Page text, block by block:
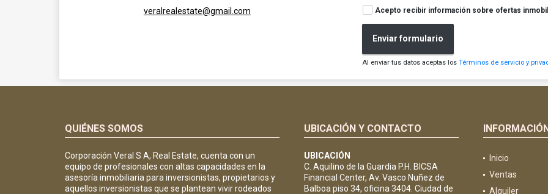
veralrealestate@gmail.com
Acepto recibir información sobre ofertas
Enviar formulario
Al enviar tus datos aceptas losTérminos de servicio y
QUIÉNES SOMOS
Corporación Veral S A, Real Estate, cuenta con un
equipo de profesionales con altas capacidades en la
asesoría inmobiliaria para inversionistas, propietarios y
aquellos inversionistas que se plantean vivir rodeados
UBICACIÓN Y CONTACTO
UBICACIÓN
C. Aquilino de la Guardia P.H. BICSA
Financial Center, Av. Vasco Nuñez de
Balboa piso 34, oficina 3404. Ciudad de
Inicio
Ventas
Alquiler